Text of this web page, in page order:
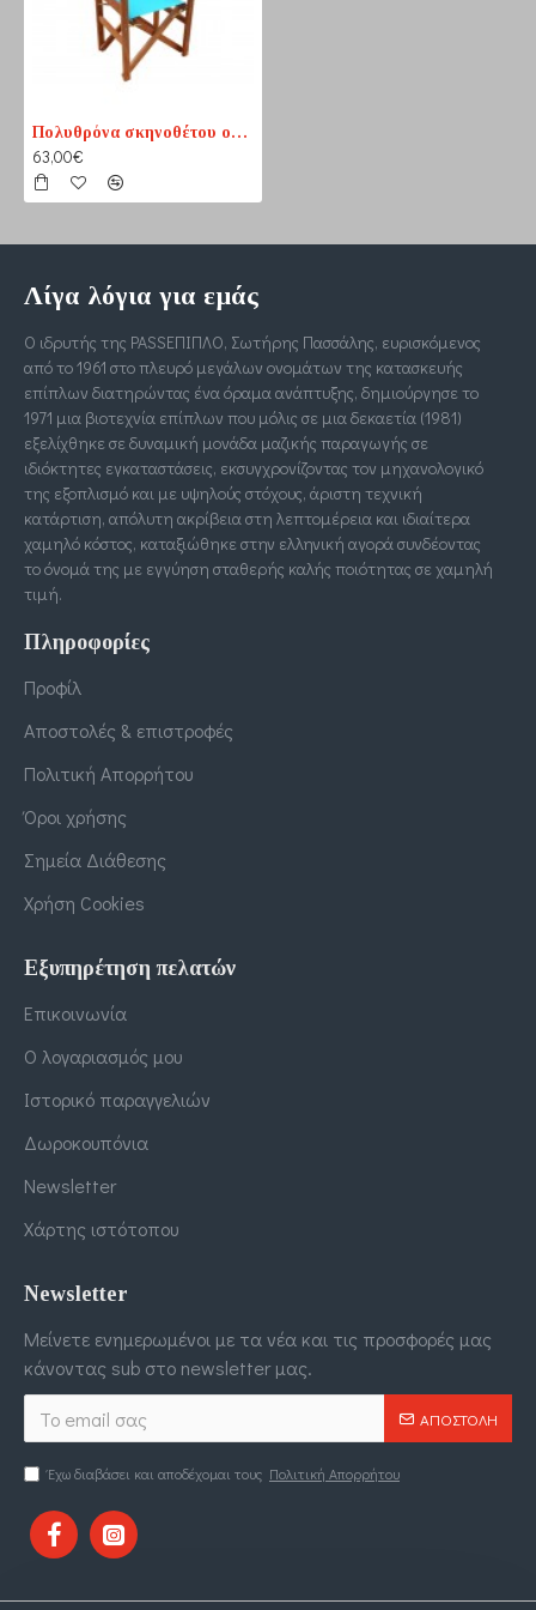
Πολυθρόνα σκηνοθέτου οξιά ευρωπαϊκή
63,00€
Λίγα λόγια για εμάς
Ο ιδρυτής της PASSΕΠΙΠΛΟ, Σωτήρης Πασσάλης, ευρισκόμενος
από το 1961 στο πλευρό μεγάλων ονομάτων της κατασκευής
επίπλων διατηρώντας ένα όραμα ανάπτυξης, δημιούργησε το
1971 μια βιοτεχνία επίπλων που μόλις σε μια δεκαετία (1981)
εξελίχθηκε σε δυναμική μονάδα μαζικής παραγωγής σε
ιδιόκτητες εγκαταστάσεις, εκσυγχρονίζοντας τον μηχανολογικό
της εξοπλισμό και με υψηλούς στόχους, άριστη τεχνική
κατάρτιση, απόλυτη ακρίβεια στη λεπτομέρεια και ιδιαίτερα
χαμηλό κόστος, καταξιώθηκε στην ελληνική αγορά συνδέοντας
το όνομά της με εγγύηση σταθερής καλής ποιότητας σε χαμηλή
τιμή.
Πληροφορίες
Προφίλ
Αποστολές & επιστροφές
Πολιτική Απορρήτου
Όροι χρήσης
Σημεία Διάθεσης
Χρήση Cookies
Εξυπηρέτηση πελατών
Επικοινωνία
Ο λογαριασμός μου
Ιστορικό παραγγελιών
Δωροκουπόνια
Newsletter
Χάρτης ιστότοπου
Newsletter
Μείνετε ενημερωμένοι με τα νέα και τις προσφορές μας
κάνοντας sub στο newsletter μας.
ΑΠΟΣΤΟΛΉ
Έχω διαβάσει και αποδέχομαι τους Πολιτική Απορρήτου